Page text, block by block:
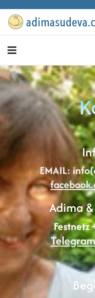
EMAIL:
Adima
Festnetz